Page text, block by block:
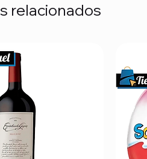
relacionados